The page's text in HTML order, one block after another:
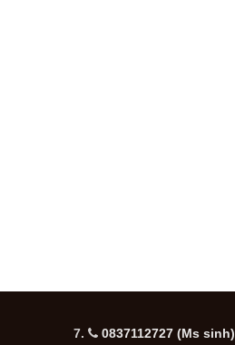
7. 0837112727 (Ms sinh)